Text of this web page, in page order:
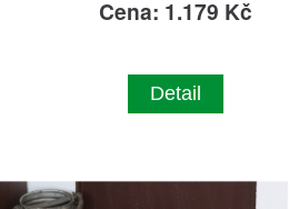
Cena: 1.179 Kč
Detail